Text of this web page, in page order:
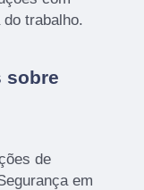
trabalho.
sobre
de
em